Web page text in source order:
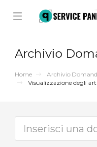
Mobile
Archivio
Home
Archivio
Visualizzazione degli